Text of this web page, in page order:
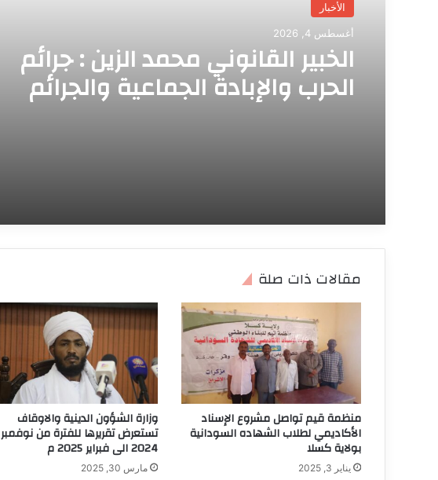
الأخبار
أغسطس 4, 2026
الخبير القانوني محمد الزين : جرائم
الحرب والإبادة الجماعية والجرائم
ضد الإنسانية لا تسقط بالتقادم
مقالات ذات صلة
منظمة قيم تواصل مشروع الإسناد
الأكاديمي لطلاب الشهاده السودانية
بولاية كسلا
يناير 3, 2025
وزارة الشؤون الدينية والاوقاف
تستعرض تقريرها للفترة من نوفمبر
2024 الى فبراير 2025 م
مارس 30, 2025